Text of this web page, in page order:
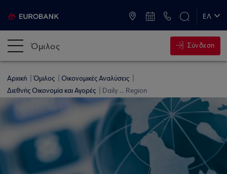
ΕΛ
Όμιλος Σύνδεση
Αρχική Όμιλος
Οικονομικές Αναλύσεις
Διεθνής Οικονομία και Αγορές
Daily ... Region